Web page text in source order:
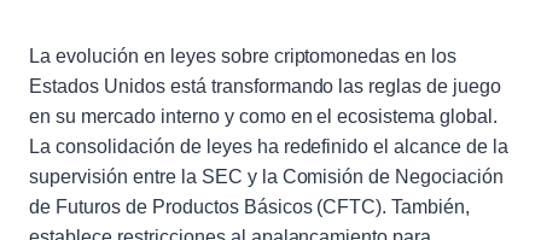
La evolución en leyes sobre criptomonedas en los
Estados Unidos está transformando las reglas de juego
en su mercado interno y como en el ecosistema global.
La consolidación de leyes ha redefinido el alcance de la
supervisión entre la SEC y la Comisión de Negociación
de Futuros de Productos Básicos (CFTC). También,